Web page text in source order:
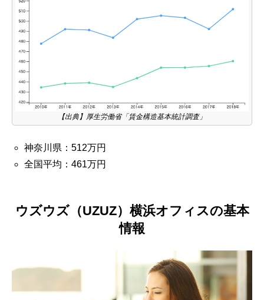
【出典】厚生労働省「賃金構造基本統計調査」
神奈川県：512万円
全国平均：461万円
ウズウズ（UZUZ）横浜オフィスの基本
情報